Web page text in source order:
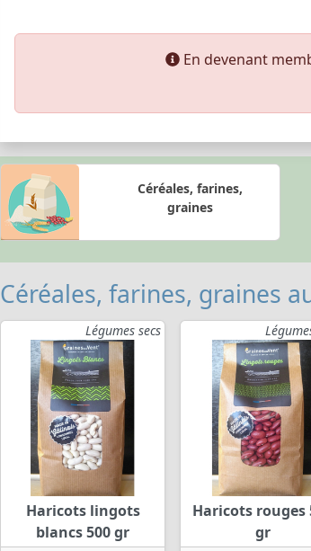
En devenant
Céréales, farines,
graines
Céréales, farines, graines
Légumes secs
Haricots lingots
blancs 500 gr
Haricots rouges
gr